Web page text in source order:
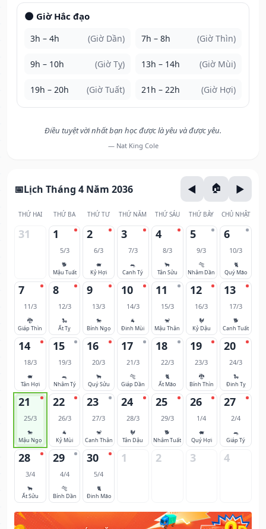
🌑 Giờ Hắc đạo
3h – 4h (Giờ Dần) 7h – 8h (Giờ Thìn)
9h – 10h (Giờ Tỵ) 13h – 14h (Giờ Mùi)
19h – 20h (Giờ Tuất) 21h – 22h (Giờ Hợi)
Điều tuyệt vời nhất bạn học được là yêu và được yêu.
— Nat King Cole
Lịch Tháng 4 Năm 2036
THỨ HAI THỨ BA THỨ TƯ THỨ NĂM THỨ SÁU THỨ BẢY CHỦ NHẬT
31 1
5/3
🐕
Mậu Tuất
2
6/3
🐖
Kỷ Hợi
3
7/3
🐀
Canh Tý
4
8/3
🐂
Tân Sửu
5
9/3
🐅
Nhâm Dần
6
10/3
🐈
Quý Mão
7
11/3
🐉
Giáp Thìn
8
12/3
🐍
Ất Tỵ
9
13/3
🐎
Bính Ngọ
10
14/3
🐐
Đinh Mùi
11
15/3
🐒
Mậu Thân
12
16/3
🐓
Kỷ Dậu
13
17/3
🐕
Canh Tuất
14
18/3
🐖
Tân Hợi
15
19/3
🐀
Nhâm Tý
16
20/3
🐂
Quý Sửu
17
21/3
🐅
Giáp Dần
18
22/3
🐈
Ất Mão
19
23/3
🐉
Bính Thìn
20
24/3
🐍
Đinh Tỵ
21
25/3
🐎
Mậu Ngọ
22
26/3
🐐
Kỷ Mùi
23
27/3
🐒
Canh Thân
24
28/3
🐓
Tân Dậu
25
29/3
🐕
Nhâm Tuất
26
1/4
🐖
Quý Hợi
27
2/4
🐀
Giáp Tý
28
3/4
🐂
Ất Sửu
29
4/4
🐅
Bính Dần
30
5/4
🐈
Đinh Mão
1 2 3 4